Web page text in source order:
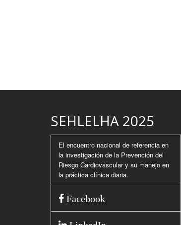
SEHLELHA 2025
El encuentro nacional de referencia en
la investigación de la Prevención del
Riesgo Cardiovascular y su manejo en
la práctica clínica diaria.
Facebook